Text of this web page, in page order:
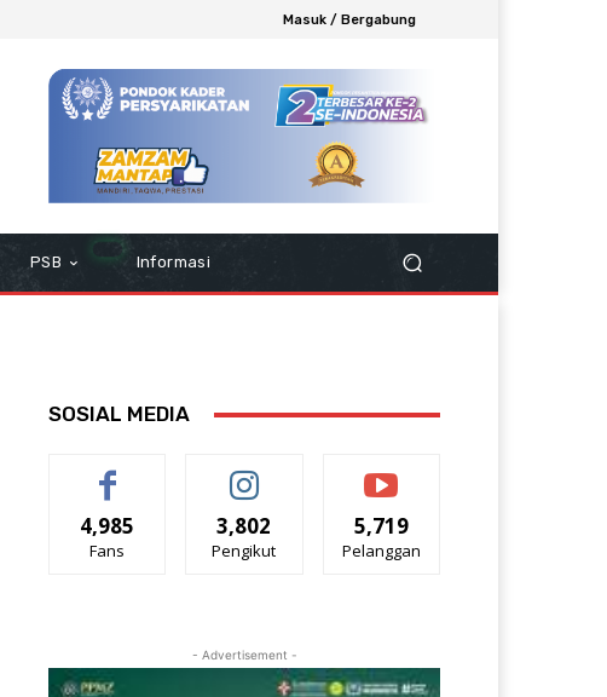
Masuk / Bergabung
PSB Informasi
SOSIAL MEDIA
4,985
Fans
3,802
Pengikut
5,719
Pelanggan
- Advertisement -